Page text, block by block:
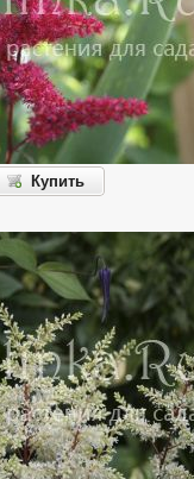
Купить